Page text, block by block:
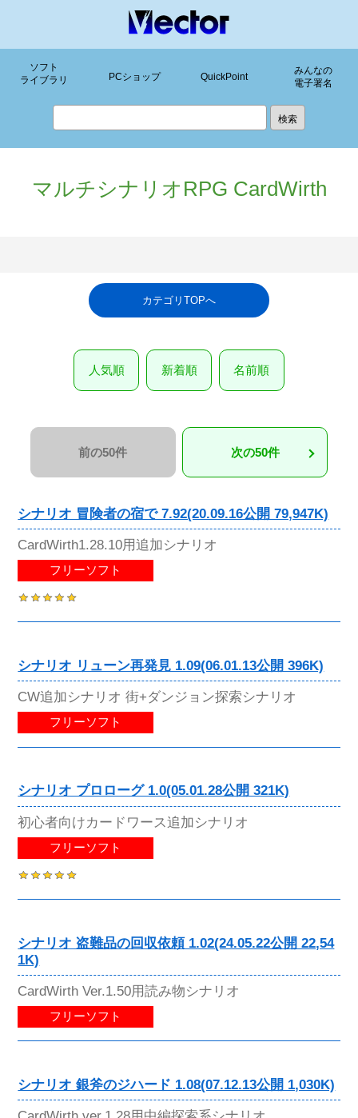
ソフト
ライブラリ
PCショップ QuickPoint
みんなの
電子署名
マルチシナリオRPG CardWirth
カテゴリTOPへ
人気順 新着順 名前順
前の50件 次の50件
シナリオ 冒険者の宿で 7.92(20.09.16公開 79,947K)
CardWirth1.28.10用追加シナリオ
フリーソフト
シナリオ リューン再発見 1.09(06.01.13公開 396K)
CW追加シナリオ 街+ダンジョン探索シナリオ
フリーソフト
シナリオ プロローグ 1.0(05.01.28公開 321K)
初心者向けカードワース追加シナリオ
フリーソフト
シナリオ 盗難品の回収依頼 1.02(24.05.22公開 22,54
1K)
CardWirth Ver.1.50用読み物シナリオ
フリーソフト
シナリオ 銀斧のジハード 1.08(07.12.13公開 1,030K)